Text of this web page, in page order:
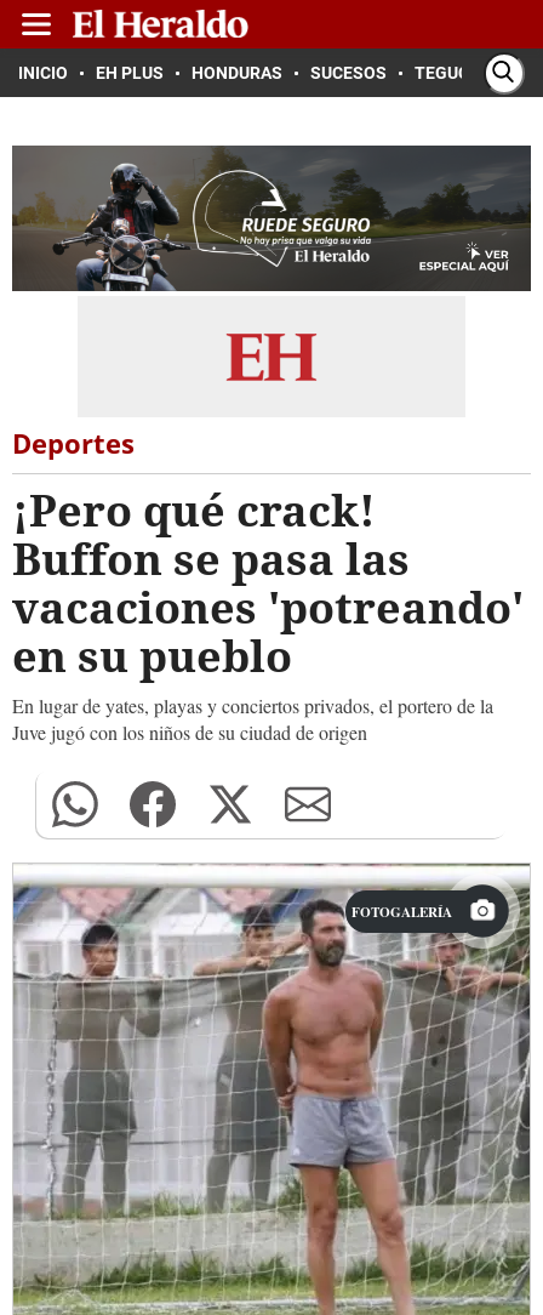
INICIO EH PLUS HONDURAS SUCESOS TEGUCIGALPA
Deportes
¡Pero qué crack!
Buffon se pasa las
vacaciones 'potreando'
en su pueblo
En lugar de yates, playas y conciertos privados, el portero de la
Juve jugó con los niños de su ciudad de origen
FOTOGALERÍA